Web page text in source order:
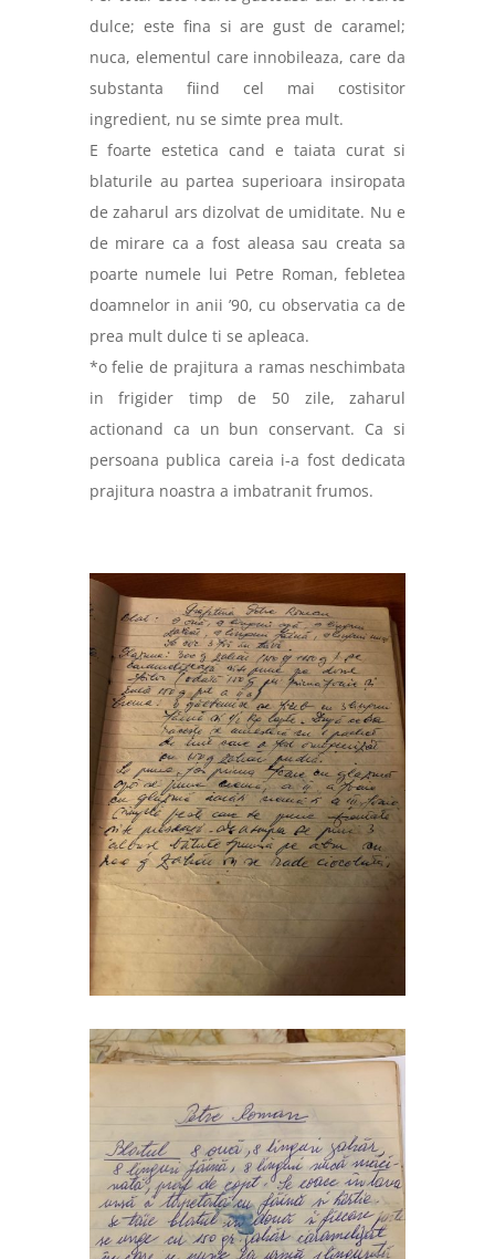
dulce; este fina si are gust de caramel;
nuca, elementul care innobileaza, care da
substanta fiind cel mai costisitor
ingredient, nu se simte prea mult.
E foarte estetica cand e taiata curat si
blaturile au partea superioara insiropata
de zaharul ars dizolvat de umiditate. Nu e
de mirare ca a fost aleasa sau creata sa
poarte numele lui Petre Roman, febletea
doamnelor in anii ’90, cu observatia ca de
prea mult dulce ti se apleaca.
*o felie de prajitura a ramas neschimbata
in frigider timp de 50 zile, zaharul
actionand ca un bun conservant. Ca si
persoana publica careia i-a fost dedicata
prajitura noastra a imbatranit frumos.